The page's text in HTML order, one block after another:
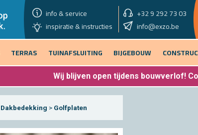
info & service +32 9 292 73 03
inspiratie & instructies
info@exzo.be
TERRAS TUINAFSLUITING BIJGEBOUW
Wij blijven open tijdens bouwverlof!
Dakbedekking > Golfplaten